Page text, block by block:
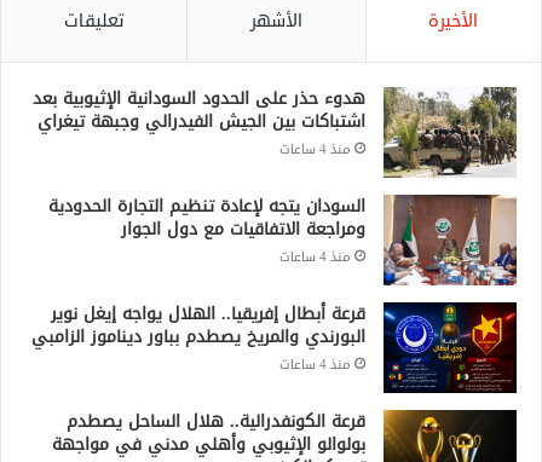
الأخيرة الأشهر تعليقات
هدوء حذر على الحدود السودانية الإثيوبية بعد
اشتباكات بين الجيش الفيدرالي وجبهة تيغراي
منذ 4 ساعات
السودان يتجه لإعادة تنظيم التجارة الحدودية
ومراجعة الاتفاقيات مع دول الجوار
منذ 4 ساعات
قرعة أبطال إفريقيا.. الهلال يواجه إيغل نوير
البورندي والمريخ يصطدم بباور ديناموز الزامبي
منذ 4 ساعات
قرعة الكونفدرالية.. هلال الساحل يصطدم
بولوالو الإثيوبي وأهلي مدني في مواجهة